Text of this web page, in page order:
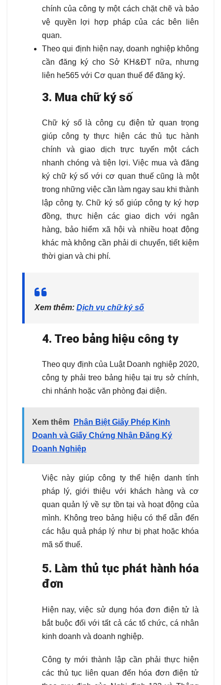
chính của công ty một cách chặt chẽ và bảo
vệ quyền lợi hợp pháp của các bên liên
quan.
Theo qui định hiện nay, doanh nghiệp không
cần đăng ký cho Sở KH&ĐT nữa, nhưng
liên he565 với Cơ quan thuế để đăng ký.
3. Mua chữ ký số
Chữ ký số là công cụ điện tử quan trọng
giúp công ty thực hiện các thủ tục hành
chính và giao dịch trực tuyến một cách
nhanh chóng và tiện lợi. Việc mua và đăng
ký chữ ký số với cơ quan thuế cũng là một
trong những việc cần làm ngay sau khi thành
lập công ty. Chữ ký số giúp công ty ký hợp
đồng, thực hiện các giao dịch với ngân
hàng, bảo hiểm xã hội và nhiều hoạt động
khác mà không cần phải di chuyển, tiết kiệm
thời gian và chi phí.
Xem thêm: Dịch vụ chữ ký số
4. Treo bảng hiệu công ty
Theo quy định của Luật Doanh nghiệp 2020,
công ty phải treo bảng hiệu tại trụ sở chính,
chi nhánh hoặc văn phòng đại diện.
Xem thêm
Phân Biệt Giấy Phép Kinh
Doanh và Giấy Chứng Nhận Đăng Ký
Doanh Nghiệp
Việc này giúp công ty thể hiện danh tính
pháp lý, giới thiệu với khách hàng và cơ
quan quản lý về sự tồn tại và hoạt động của
mình. Không treo bảng hiệu có thể dẫn đến
các hậu quả pháp lý như bị phạt hoặc khóa
mã số thuế.
5. Làm thủ tục phát hành hóa
đơn
Hiện nay, việc sử dụng hóa đơn điện tử là
bắt buộc đối với tất cả các tổ chức, cá nhân
kinh doanh và doanh nghiệp.
Công ty mới thành lập cần phải thực hiện
các thủ tục liên quan đến hóa đơn điện tử